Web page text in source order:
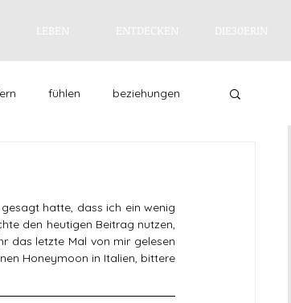
LEBEN ENTDECKEN DIE30ERIN
fühlen beziehungen
hatte, dass ich ein wenig
den heutigen Beitrag nutzen,
das letzte Mal von mir gelesen
Honeymoon in Italien, bittere